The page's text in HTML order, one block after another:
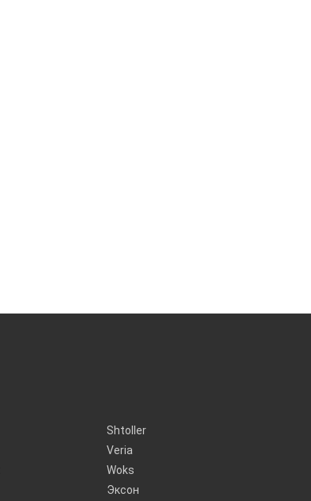
Shtoller
Veria
Woks
Эксон